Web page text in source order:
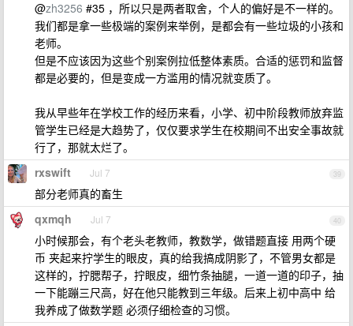
@zh3256 #35 ，所以只是两者取舍，个人的偏好是不一样的。
我们都是拿一些极端的案例来举例，是都会有一些垃圾的小孩和
老师。
但是不应该因为这些个别案例拉低整体素质。合适的惩罚和监督
都是必要的，但是变成一方滥用的情况就变质了。
我从早些年在学校工作的经历来看，小学、初中阶段教师放弃监
管学生已经是大趋势了，仅仅要求学生在校期间不出安全事故就
行了，那就太烂了。
39
rxswift Jul 7
部分老师真的畜生
40
qxmqh Jul 7
小时候那会，有个老头老教师，教数学，做错题直接 用两个硬
币 夹起来拧学生的眼皮，真的给我搞成阴影了，不管男女都是
这样的，拧腮帮子，拧眼皮，细竹条抽腿，一道一道的印子，抽
一下能蹦三尺高，好在他只能教到三年级。后来上初中高中 给
我养成了做数学题 必须仔细检查的习惯。